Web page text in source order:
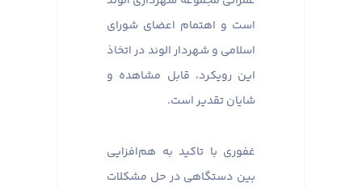
است و اهتمام اعضای شورای
اسلامی و شهردار الوند در اتخاذ
این رویکرد، قابل مشاهده و
شایان تقدیر است.
غفوری با تاکید به هم‌افزایی
بین دستگاهی در حل مشکلات